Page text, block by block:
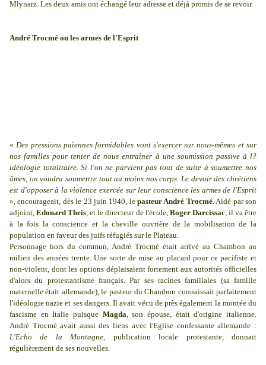
Mlynarz. Les deux amis ont échangé leur adresse et déjà promis de se revoir.
André Trocmé ou les armes de l'Esprit
«Des pressions païennes formidables vont s'exercer sur nous-mêmes et sur
nos familles pour tenter de nous entraîner à une soumission passive à l?
idéologie totalitaire. Si l'on ne parvient pas tout de suite à soumettre nos
âmes, on voudra soumettre tout au moins nos corps. Le devoir des chrétiens
est d'opposer à la violence exercée sur leur conscience les armes de l'Esprit
», encourageait, dès le 23 juin 1940, lepasteur André Trocmé. Aidé par son
adjoint,Edouard Theis, et le directeur de l'école, Roger Darcissac, il va être
à la fois la conscience et la cheville ouvrière de la mobilisation de la
population en faveur des juifs réfugiés sur le Plateau.
Personnage hors du commun, André Trocmé était arrivé au Chambon au
milieu des années trente. Une sorte de mise au placard pour ce pacifiste et
non-violent, dont les options déplaisaient fortement aux autorités officielles
d'alors du protestantisme français. Par ses racines familiales (sa famille
maternelle était allemande), le pasteur du Chambon connaissait parfaitement
l'idéologie nazie et ses dangers. Il avait vécu de près également la montée du
fascisme en Italie puisque Magda, son épouse, était d'origine italienne.
André Trocmé avait aussi des liens avec l'Eglise confessante allemande :
L'Echo de la Montagne, publication locale protestante, donnait
régulièrement de ses nouvelles.